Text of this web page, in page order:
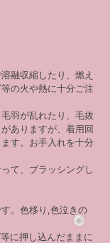
融収縮したり、燃え
の火や熱に十分ご注
羽が乱れたり、毛抜
ありますが、着用回
す。お手入れを十分
て、ブラッシングし
。色移り,色泣きの
に押し込んだままに